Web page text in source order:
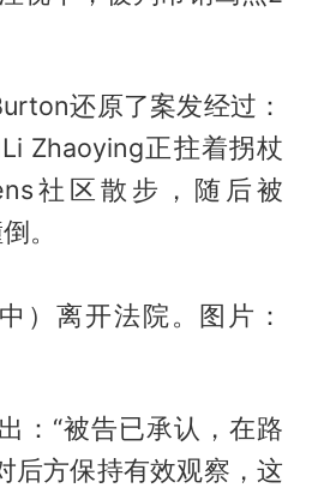
还原了案发经过：
Zhaoying正拄着拐杖
社区散步，随后被
。
）离开法院。图片：
：“被告已承认，在路
后方保持有效观察，这